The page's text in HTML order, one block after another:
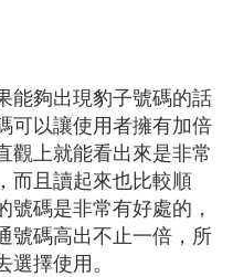
能夠出現豹子號碼的話
可以讓使用者擁有加倍
觀上就能看出來是非常
而且讀起來也比較順
碼是非常有好處的，
號碼高出不止一倍，所
擇使用。